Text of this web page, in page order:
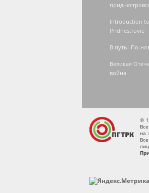
Introduction to
Pridnestrovie
В путь! По-
Великая
война
©
на